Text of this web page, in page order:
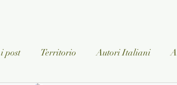
post Territorio Autori Italiani